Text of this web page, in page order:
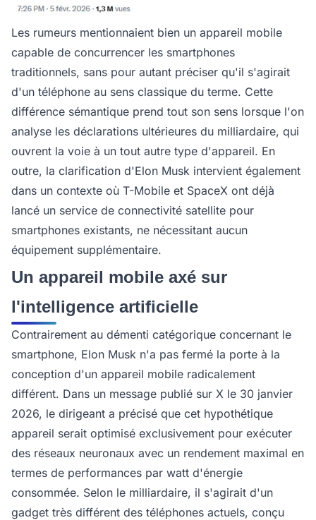
Les rumeurs mentionnaient bien un appareil mobile
capable de concurrencer les smartphones
traditionnels, sans pour autant préciser qu'il s'agirait
d'un téléphone au sens classique du terme. Cette
différence sémantique prend tout son sens lorsque l'on
analyse les déclarations ultérieures du milliardaire, qui
ouvrent la voie à un tout autre type d'appareil. En
outre, la clarification d'Elon Musk intervient également
dans un contexte où T-Mobile et SpaceX ont déjà
lancé un service de connectivité satellite pour
smartphones existants, ne nécessitant aucun
équipement supplémentaire.
Un appareil mobile axé sur
l'intelligence artificielle
Contrairement au démenti catégorique concernant le
smartphone, Elon Musk n'a pas fermé la porte à la
conception d'un appareil mobile radicalement
différent. Dans un message publié sur X le 30 janvier
2026, le dirigeant a précisé que cet hypothétique
appareil serait optimisé exclusivement pour exécuter
des réseaux neuronaux avec un rendement maximal en
termes de performances par watt d'énergie
consommée. Selon le milliardaire, il s'agirait d'un
gadget très différent des téléphones actuels, conçu